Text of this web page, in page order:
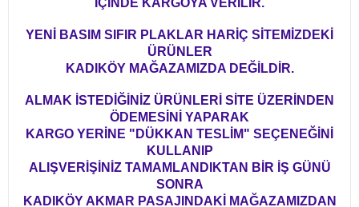
İÇİNDE KARGOYA VERİLİR.
YENİ BASIM SIFIR PLAKLAR HARİÇ SİTEMİZDEKİ
ÜRÜNLER
KADIKÖY MAĞAZAMIZDA DEĞİLDİR.
ALMAK İSTEDİĞİNİZ ÜRÜNLERİ SİTE ÜZERİNDEN
ÖDEMESİNİ YAPARAK
KARGO YERİNE "DÜKKAN TESLİM" SEÇENEĞİNİ
KULLANIP
ALIŞVERİŞİNİZ TAMAMLANDIKTAN BİR İŞ GÜNÜ
SONRA
KADIKÖY AKMAR PASAJINDAKİ MAĞAZAMIZDAN